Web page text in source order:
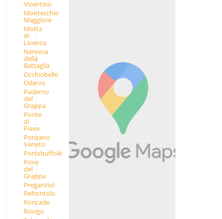
Vicentino
Montecchio
Maggiore
Motta
di
Livenza
Nervesa
della
Battaglia
Occhiobello
Oderzo
Paderno
del
Grappa
Ponte
di
Piave
Ponzano
Veneto
Portobuffolè
Pove
del
Grappa
Preganziol
Refrontolo
Roncade
Rovigo